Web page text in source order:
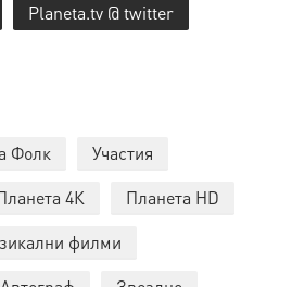
Planeta.tv @ twitter
Фолк
Участия
4К
Планета HD
филми